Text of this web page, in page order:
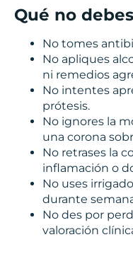
Qué no
No tomes
No apliques
ni remedios
No intentes
prótesis.
No ignores la
una corona
No retrases la
inflamación o
No uses
durante
No des por
valoración